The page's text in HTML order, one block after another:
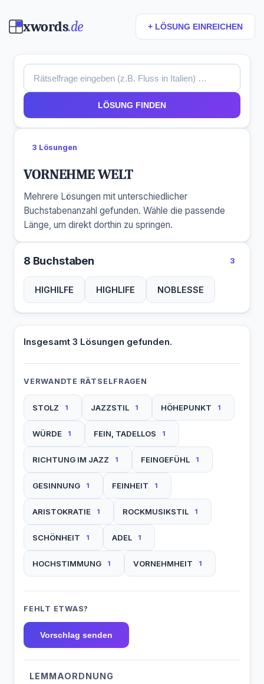
xwords.de + LÖSUNG EINREICHEN
LÖSUNG FINDEN
3 Lösungen
VORNEHME WELT
Mehrere Lösungen mit unterschiedlicher
Buchstabenanzahl gefunden. Wähle die passende
Länge, um direkt dorthin zu springen.
8 Buchstaben 3
HIGHILFE HIGHLIFE NOBLESSE
Insgesamt 3 Lösungen gefunden.
VERWANDTE RÄTSELFRAGEN
STOLZ 1 JAZZSTIL 1 HÖHEPUNKT 1
WÜRDE 1 FEIN, TADELLOS 1
RICHTUNG IM JAZZ 1 FEINGEFÜHL 1
GESINNUNG 1 FEINHEIT 1
ARISTOKRATIE 1 ROCKMUSIKSTIL 1
SCHÖNHEIT 1 ADEL 1
HOCHSTIMMUNG 1 VORNEHMHEIT 1
FEHLT ETWAS?
Vorschlag senden
LEMMAORDNUNG